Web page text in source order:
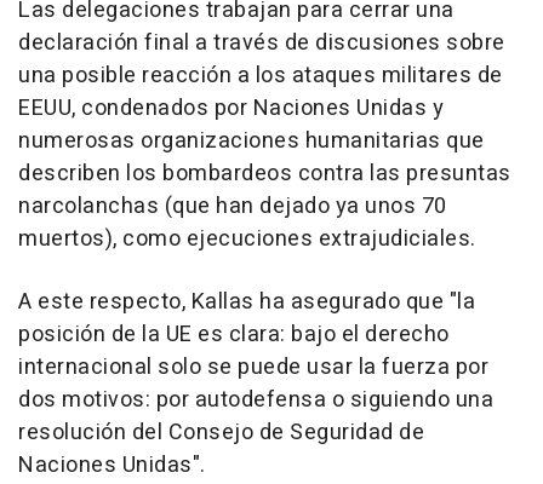
Las delegaciones trabajan para cerrar una
declaración final a través de discusiones sobre
una posible reacción a los ataques militares de
EEUU, condenados por Naciones Unidas y
numerosas organizaciones humanitarias que
describen los bombardeos contra las presuntas
narcolanchas (que han dejado ya unos 70
muertos), como ejecuciones extrajudiciales.
A este respecto, Kallas ha asegurado que "la
posición de la UE es clara: bajo el derecho
internacional solo se puede usar la fuerza por
dos motivos: por autodefensa o siguiendo una
resolución del Consejo de Seguridad de
Naciones Unidas".